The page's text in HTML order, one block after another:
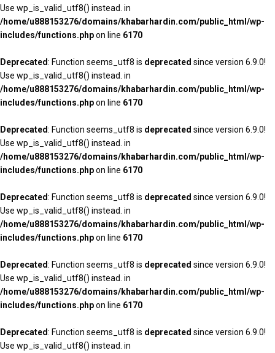
Use wp_is_valid_utf8() instead. in
/home/u888153276/domains/khabarhardin.com/public_html/wp-
includes/functions.phpon line 6170
Deprecated: Function seems_utf8 is deprecated since version 6.9.0!
Use wp_is_valid_utf8() instead. in
/home/u888153276/domains/khabarhardin.com/public_html/wp-
includes/functions.phpon line 6170
Deprecated: Function seems_utf8 is deprecated since version 6.9.0!
Use wp_is_valid_utf8() instead. in
/home/u888153276/domains/khabarhardin.com/public_html/wp-
includes/functions.phpon line 6170
Deprecated: Function seems_utf8 is deprecated since version 6.9.0!
Use wp_is_valid_utf8() instead. in
/home/u888153276/domains/khabarhardin.com/public_html/wp-
includes/functions.phpon line 6170
Deprecated: Function seems_utf8 is deprecated since version 6.9.0!
Use wp_is_valid_utf8() instead. in
/home/u888153276/domains/khabarhardin.com/public_html/wp-
includes/functions.phpon line 6170
Deprecated: Function seems_utf8 is deprecated since version 6.9.0!
Use wp_is_valid_utf8() instead. in